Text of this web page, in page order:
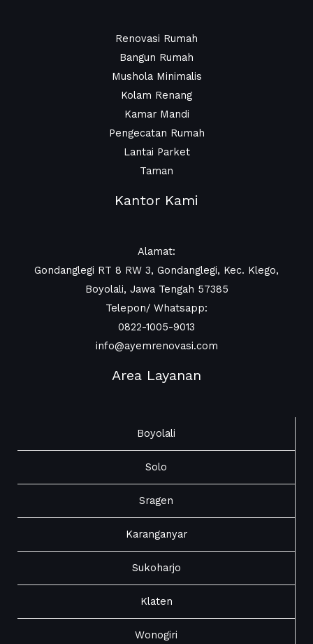
Renovasi Rumah
Bangun Rumah
Mushola Minimalis
Kolam Renang
Kamar Mandi
Pengecatan Rumah
Lantai Parket
Taman
Kantor Kami
Alamat:
Gondanglegi RT 8 RW 3, Gondanglegi, Kec. Klego,
Boyolali, Jawa Tengah 57385
Telepon/ Whatsapp:
0822-1005-9013
info@ayemrenovasi.com
Area Layanan
Boyolali
Solo
Sragen
Karanganyar
Sukoharjo
Klaten
Wonogiri